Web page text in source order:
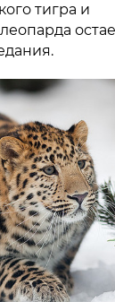
тигра и